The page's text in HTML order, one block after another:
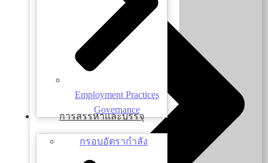
Employment Practices
Governance
การสรรหาและบรรจุ
กรอบอัตรากำลัง